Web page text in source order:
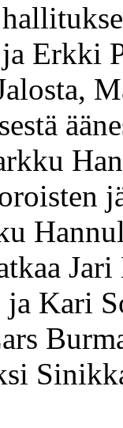
Erkki
Kari